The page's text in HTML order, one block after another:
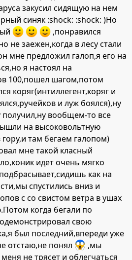
закусил сидящую на нем
синяк :shock: :shock: )Но
,понравился
не заежен,когда в лесу стали
мне предложил галоп,я его на
я настоял на
100,пошел шагом,потом
коряг(интиллегент,коряг и
и луж боялся),ну
вообщем-то все
на высоковольтную
там бегаем галопом)
мне такой класный
идет очень мягко
как на
спустились вниз и
с со свистом ветра в ушах
когда бегали по
свою
был последний,впереди уже
отстаю,не понял
,мы
не трясет и облегчаться